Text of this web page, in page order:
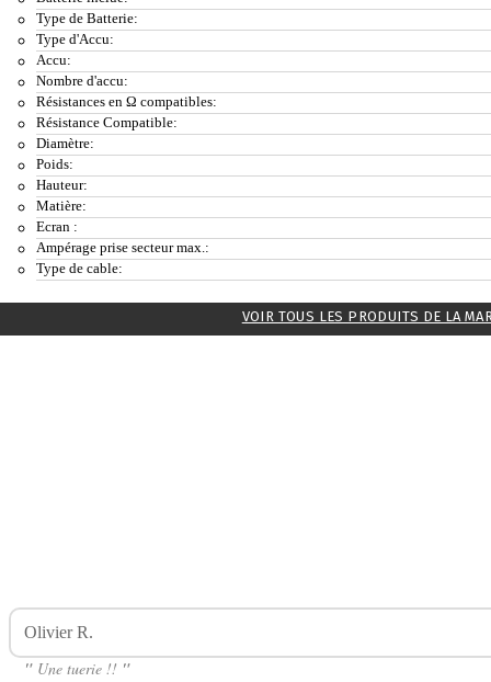
Type de Batterie:
Type d'Accu:
Accu:
Nombre d'accu:
Résistances en Ω compatibles:
Résistance Compatible:
Diamètre:
Poids:
Hauteur:
Matière:
Ecran :
Ampérage prise secteur max.:
Type de cable:
VOIR TOUS LES PRODUITS DE LA
Olivier R.
" Une tuerie !! "